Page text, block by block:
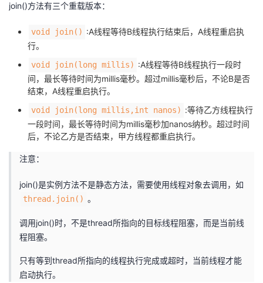
join()方法有三个重载版本：
void join() :A线程等待B线程执行结束后，A线程重启执
行。
void join(long millis) :A线程等待B线程执行一段时
间，最长等待时间为millis毫秒。超过millis毫秒后，不论B是否
结束，A线程重启执行。
void join(long millis,int nanos) :等待乙方线程执行
一段时间，最长等待时间为millis毫秒加nanos纳秒。超过时间
后，不论乙方是否结束，甲方线程都重启执行。
注意：
join()是实例方法不是静态方法，需要使用线程对象去调用，如
thread.join() 。
调用join()时，不是thread所指向的目标线程阻塞，而是当前线
程阻塞。
只有等到thread所指向的线程执行完成或超时，当前线程才能
启动执行。